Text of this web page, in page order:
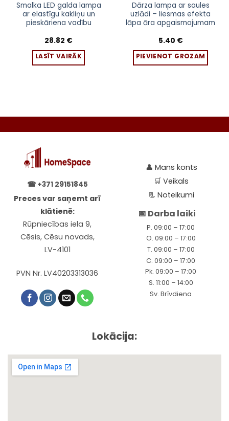
Smalka LED galda lampa
ar elastīgu kakliņu un
pieskāriena vadību
28.82 €
LASĪT VAIRĀK
Dārza lampa ar saules
uzlādi – liesmas efekta
lāpa āra apgaismojumam
5.40 €
PIEVIENOT GROZAM
☎ +371 29151845
Preces var saņemt arī
klātienē:
Rūpniecības iela 9,
Cēsis, Cēsu novads,
LV-4101
PVN Nr. LV40203313036
👤 Mans konts
🛒Veikals
📃Noteikumi
📅 Darba laiki
P. 09:00 – 17:00
O. 09:00 – 17:00
T. 09:00 – 17:00
C. 09:00 – 17:00
Pk. 09:00 – 17:00
S. 11:00 – 14:00
Sv. Brīvdiena
Lokācija: